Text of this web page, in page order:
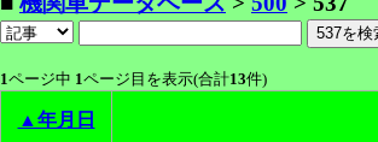
1ページ中 1ページ目を表示(合計13件)
▲年月日